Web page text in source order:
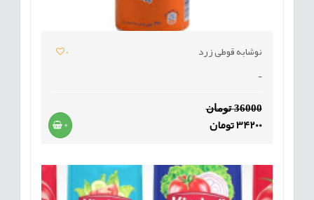
نوشابه قوطی زرد
0
-
36000 تومان
34200 تومان +